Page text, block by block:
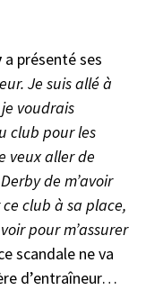
a présenté ses
Je suis allé à
voudrais
club pour les
veux aller de
de m’avoir
club à sa place,
pour m’assurer
scandale ne va
d’entraîneur…